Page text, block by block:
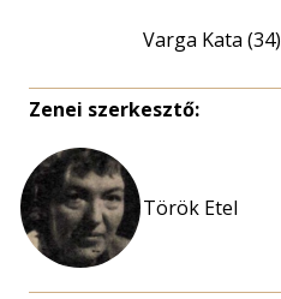
Varga Kata (34)
Zenei szerkesztő:
Török Etel